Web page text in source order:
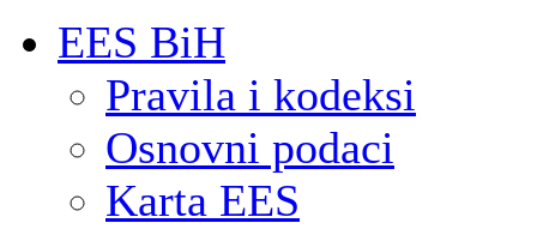
EES BiH
Pravila i kodeksi
Osnovni podaci
Karta EES